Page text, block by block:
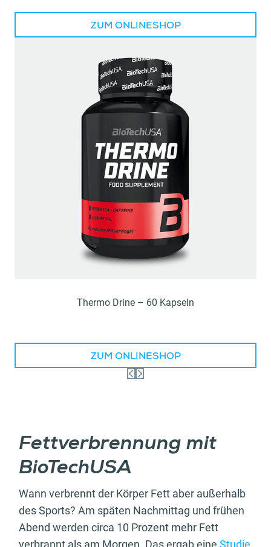
ZUM ONLINESHOP
Thermo Drine – 60 Kapseln
ZUM ONLINESHOP
Fettverbrennung mit
BioTechUSA
Wann verbrennt der Körper Fett aber außerhalb
des Sports? Am späten Nachmittag und frühen
Abend werden circa 10 Prozent mehr Fett
verbrannt als am Morgen. Das ergab eine Studie